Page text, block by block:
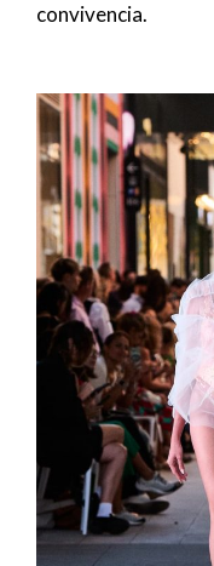
convivencia.